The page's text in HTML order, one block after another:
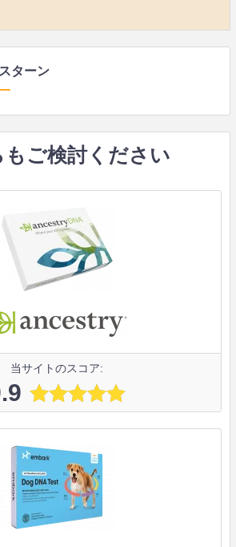
ターン
もご検討ください
当サイトのスコア: